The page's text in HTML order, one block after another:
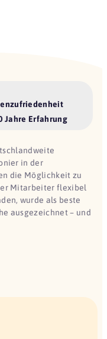
Jahre Erfahrung
in der
die Möglichkeit zu
Mitarbeiter flexibel
wurde als beste
ausgezeichnet – und